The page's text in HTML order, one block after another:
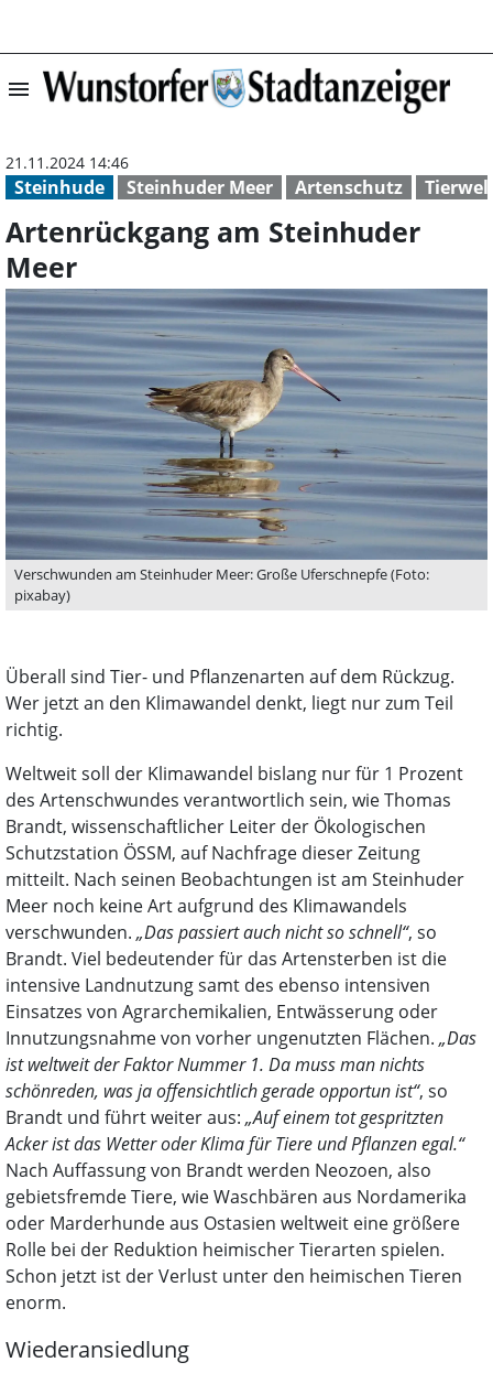
menu Artenrückgang
Steinhude Steinhuder Meer Artenschutz
21.11.2024 14:46
Artenrückgang am Steinhuder
Meer
Verschwunden am Steinhuder Meer: Große Uferschnepfe (Foto:
pixabay)
Überall sind Tier- und Pflanzenarten auf dem Rückzug.
Wer jetzt an den Klimawandel denkt, liegt nur zum Teil
richtig.
Weltweit soll der Klimawandel bislang nur für 1 Prozent
des Artenschwundes verantwortlich sein, wie Thomas
Brandt, wissenschaftlicher Leiter der Ökologischen
Schutzstation ÖSSM, auf Nachfrage dieser Zeitung
mitteilt. Nach seinen Beobachtungen ist am Steinhuder
Meer noch keine Art aufgrund des Klimawandels
verschwunden. „Das passiert auch nicht so schnell“, so
Brandt. Viel bedeutender für das Artensterben ist die
intensive Landnutzung samt des ebenso intensiven
Einsatzes von Agrarchemikalien, Entwässerung oder
Innutzungsnahme von vorher ungenutzten Flächen. „Das
ist weltweit der Faktor Nummer 1. Da muss man nichts
schönreden, was ja offensichtlich gerade opportun ist“, so
Brandt und führt weiter aus: „Auf einem tot gespritzten
Acker ist das Wetter oder Klima für Tiere und Pflanzen egal.“
Nach Auffassung von Brandt werden Neozoen, also
gebietsfremde Tiere, wie Waschbären aus Nordamerika
oder Marderhunde aus Ostasien weltweit eine größere
Rolle bei der Reduktion heimischer Tierarten spielen.
Schon jetzt ist der Verlust unter den heimischen Tieren
enorm.
Wiederansiedlung